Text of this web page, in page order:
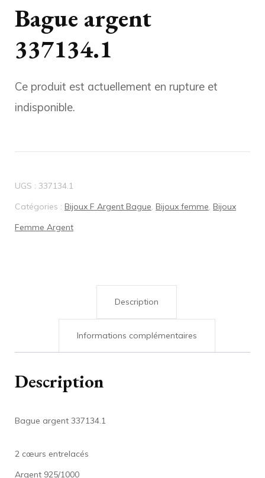
Bague argent
337134.1
Ce produit est actuellement en rupture et
indisponible.
UGS : 337134.1
Catégories : Bijoux F Argent Bague, Bijoux femme, Bijoux
Femme Argent
Description
Informations complémentaires
Description
Bague argent 337134.1
2 cœurs entrelacés
Argent 925/1000